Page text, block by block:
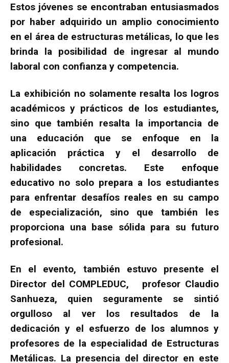
Estos jóvenes se encontraban entusiasmados
por haber adquirido un amplio conocimiento
en el área de estructuras metálicas, lo que les
brinda la posibilidad de ingresar al mundo
laboral con confianza y competencia.
La exhibición no solamente resalta los logros
académicos y prácticos de los estudiantes,
sino que también resalta la importancia de
una educación que se enfoque en la
aplicación práctica y el desarrollo de
habilidades concretas. Este enfoque
educativo no solo prepara a los estudiantes
para enfrentar desafíos reales en su campo
de especialización, sino que también les
proporciona una base sólida para su futuro
profesional.
En el evento, también estuvo presente el
Director del COMPLEDUC, profesor Claudio
Sanhueza, quien seguramente se sintió
orgulloso al ver los resultados de la
dedicación y el esfuerzo de los alumnos y
profesores de la especialidad de Estructuras
Metálicas. La presencia del director en este